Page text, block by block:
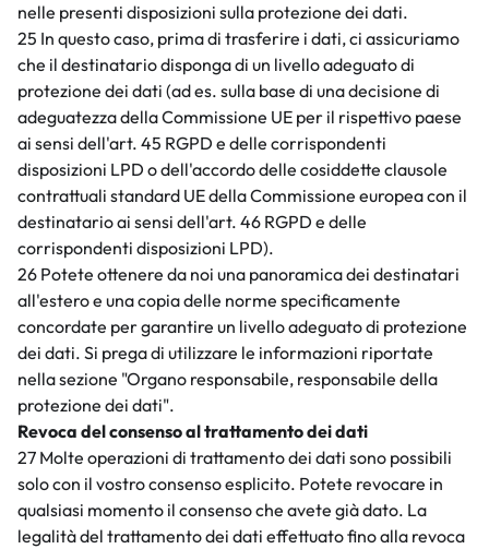
nelle presenti disposizioni sulla protezione dei dati.
25 In questo caso, prima di trasferire i dati, ci assicuriamo
che il destinatario disponga di un livello adeguato di
protezione dei dati (ad es. sulla base di una decisione di
adeguatezza della Commissione UE per il rispettivo paese
ai sensi dell'art. 45 RGPD e delle corrispondenti
disposizioni LPD o dell'accordo delle cosiddette clausole
contrattuali standard UE della Commissione europea con il
destinatario ai sensi dell'art. 46 RGPD e delle
corrispondenti disposizioni LPD).
26 Potete ottenere da noi una panoramica dei destinatari
all'estero e una copia delle norme specificamente
concordate per garantire un livello adeguato di protezione
dei dati. Si prega di utilizzare le informazioni riportate
nella sezione "Organo responsabile, responsabile della
protezione dei dati".
Revoca del consenso al trattamento dei dati
27 Molte operazioni di trattamento dei dati sono possibili
solo con il vostro consenso esplicito. Potete revocare in
qualsiasi momento il consenso che avete già dato. La
legalità del trattamento dei dati effettuato fino alla revoca